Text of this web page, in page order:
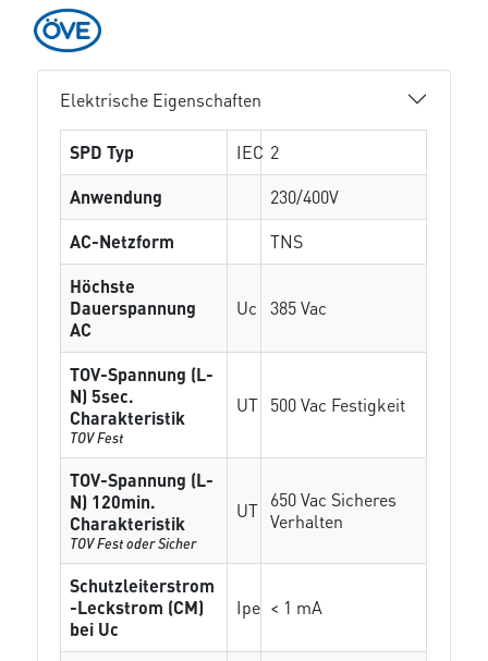
Elektrische Eigenschaften
SPD Typ IEC 2
Anwendung
230/400V
AC-Netzform
TNS
Höchste
Dauerspannung
AC
Uc 385 Vac
TOV-Spannung (L-
N) 5sec.
Charakteristik
TOV Fest
UT 500 Vac Festigkeit
TOV-Spannung (L-
N) 120min.
Charakteristik
TOV Fest oder Sicher
UT 650 Vac Sicheres
Verhalten
Schutzleiterstrom
-Leckstrom (CM)
bei Uc
Ipe < 1 mA